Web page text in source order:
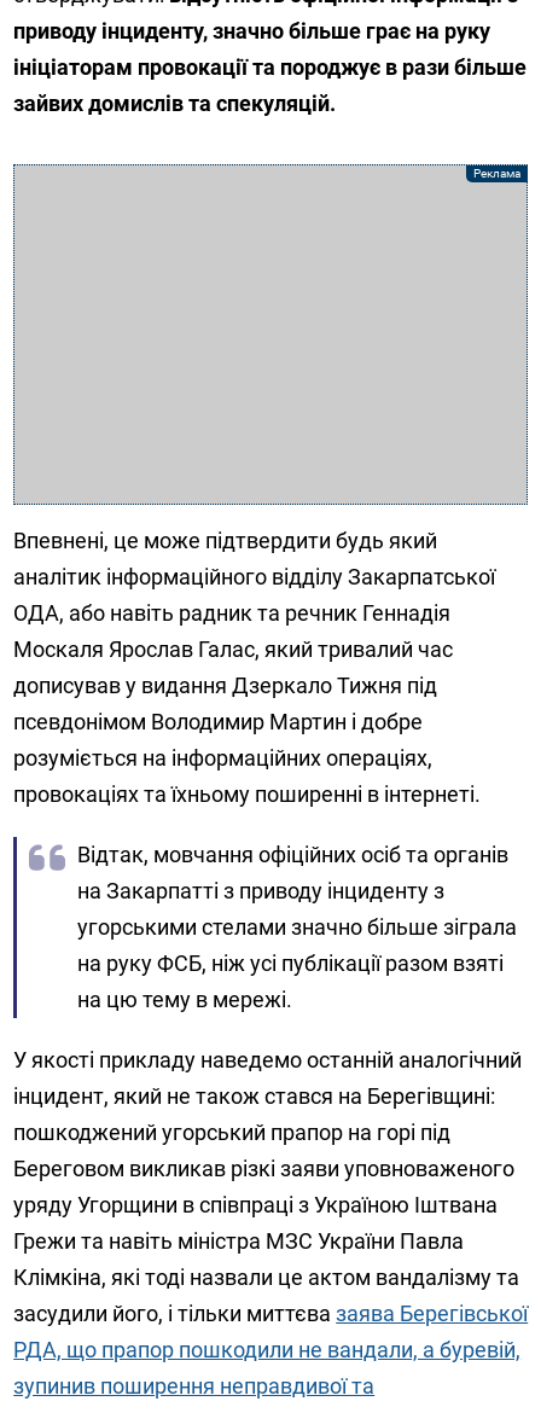
приводу інциденту, значно більше грає на руку
ініціаторам провокації та породжує в рази більше
зайвих домислів та спекуляцій.
Впевнені, це може підтвердити будь який
аналітик інформаційного відділу Закарпатської
ОДА, або навіть радник та речник Геннадія
Москаля Ярослав Галас, який тривалий час
дописував у видання Дзеркало Тижня під
псевдонімом Володимир Мартин і добре
розуміється на інформаційних операціях,
провокаціях та їхньому поширенні в інтернеті.
Відтак, мовчання офіційних осіб та органів
на Закарпатті з приводу інциденту з
угорськими стелами значно більше зіграла
на руку ФСБ, ніж усі публікації разом взяті
на цю тему в мережі.
У якості прикладу наведемо останній аналогічний
інцидент, який не також стався на Берегівщині:
пошкоджений угорський прапор на горі під
Береговом викликав різкі заяви уповноваженого
уряду Угорщини в співпраці з Україною Іштвана
Грежи та навіть міністра МЗС України Павла
Клімкіна, які тоді назвали це актом вандалізму та
засудили його, і тільки миттєвазаява Берегівської
РДА, що прапор пошкодили не вандали, а буревій,
зупинив поширення неправдивої та